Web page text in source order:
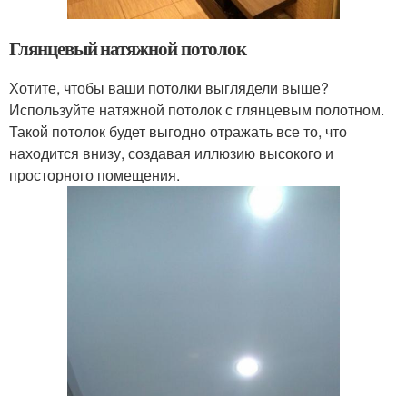
Глянцевый натяжной потолок
Хотите, чтобы ваши потолки выглядели выше?
Используйте натяжной потолок с глянцевым полотном.
Такой потолок будет выгодно отражать все то, что
находится внизу, создавая иллюзию высокого и
просторного помещения.